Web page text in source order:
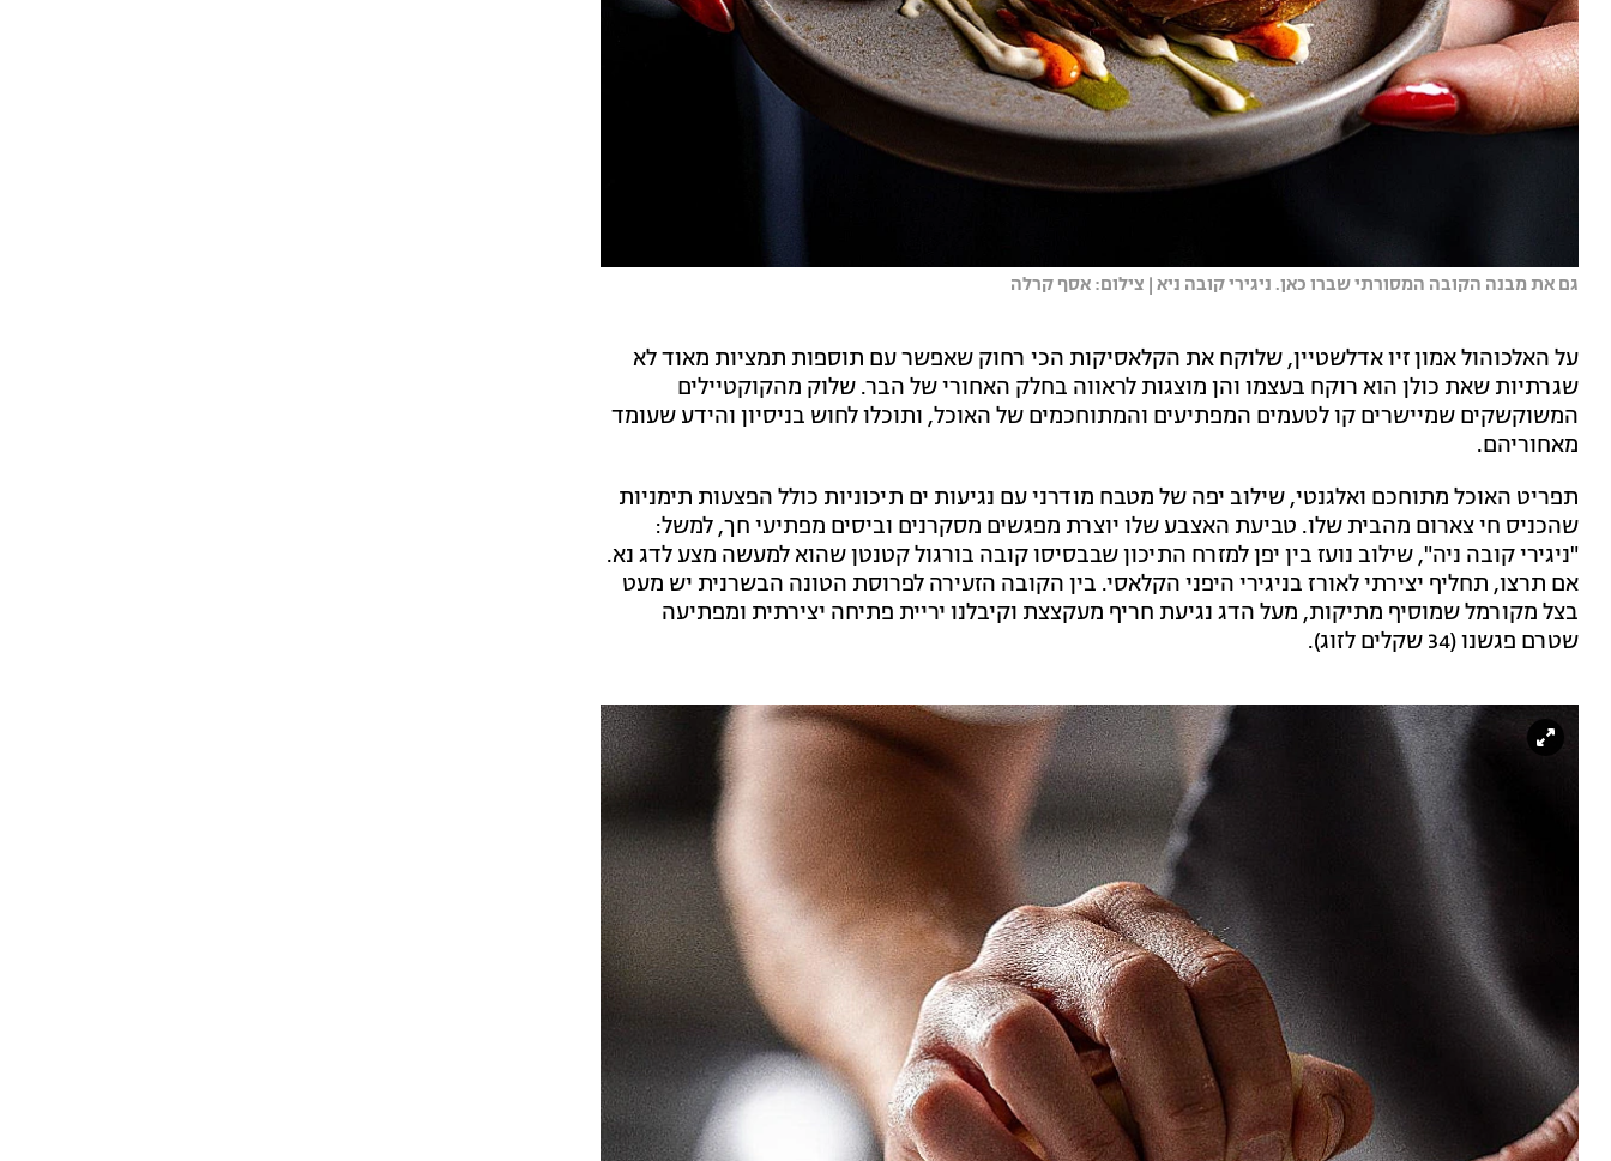
גם את מבנה הקובה המסורתי שברו כאן. ניגירי קובה ניא | צילום: אסף קרלה
על האלכוהול אמון זיו אדלשטיין, שלוקח את הקלאסיקות הכי רחוק שאפשר עם תוספות תמציות מאוד לא
שגרתיות שאת כולן הוא רוקח בעצמו והן מוצגות לראווה בחלק האחורי של הבר. שלוק מהקוקטיילים
המשוקשקים שמיישרים קו לטעמים המפתיעים והמתוחכמים של האוכל, ותוכלו לחוש בניסיון והידע שעומד
מאחוריהם.
תפריט האוכל מתוחכם ואלגנטי, שילוב יפה של מטבח מודרני עם נגיעות ים תיכוניות כולל הפצעות תימניות
שהכניס חי צארום מהבית שלו. טביעת האצבע שלו יוצרת מפגשים מסקרנים וביסים מפתיעי חך, למשל:
"ניגירי קובה ניה", שילוב נועז בין יפן למזרח התיכון שבבסיסו קובה בורגול קטנטן שהוא למעשה מצע לדג נא.
אם תרצו, תחליף יצירתי לאורז בניגירי היפני הקלאסי. בין הקובה הזעירה לפרוסת הטונה הבשרנית יש מעט
בצל מקורמל שמוסיף מתיקות, מעל הדג נגיעת חריף מעקצצת וקיבלנו יריית פתיחה יצירתית ומפתיעה
שטרם פגשנו (34 שקלים לזוג).